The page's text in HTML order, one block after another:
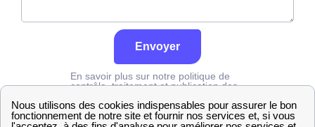
Envoyer
En savoir plus sur notre politique de
contrôle, traitement et publication des